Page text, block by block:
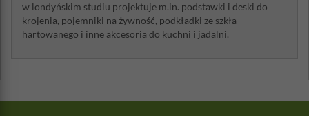
w londyńskim studiu projektuje m.in. podstawki i deski do
krojenia, pojemniki na żywność, podkładki ze szkła
hartowanego i inne akcesoria do kuchni i jadalni.